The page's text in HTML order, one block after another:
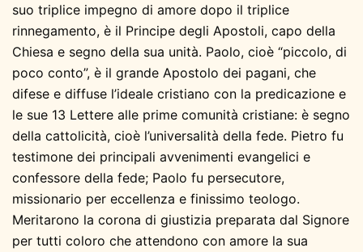
suo triplice impegno di amore dopo il triplice
rinnegamento, è il Principe degli Apostoli, capo della
Chiesa e segno della sua unità. Paolo, cioè “piccolo, di
poco conto”, è il grande Apostolo dei pagani, che
difese e diffuse l’ideale cristiano con la predicazione e
le sue 13 Lettere alle prime comunità cristiane: è segno
della cattolicità, cioè l’universalità della fede. Pietro fu
testimone dei principali avvenimenti evangelici e
confessore della fede; Paolo fu persecutore,
missionario per eccellenza e finissimo teologo.
Meritarono la corona di giustizia preparata dal Signore
per tutti coloro che attendono con amore la sua